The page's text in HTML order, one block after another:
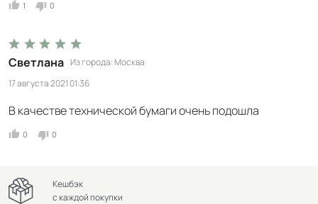
1 0
Светлана Из города Москва
17 августа 2021 01:36
В качестве технической бумаги очень подошла
0 0
Кешбэк
с каждой покупки